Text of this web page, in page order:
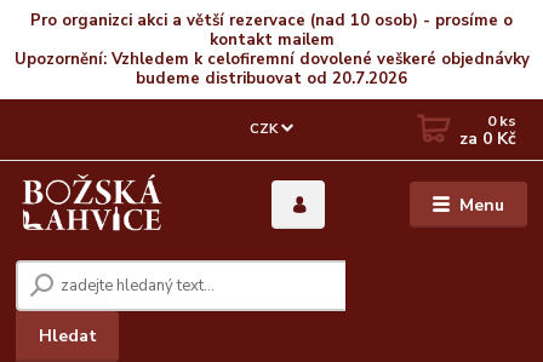
Pro organizci akci a větší rezervace (nad 10 osob) - prosíme o
kontakt mailem
Upozornění: Vzhledem k celofiremní dovolené veškeré objednávky
budeme distribuovat od 20.7.2026
Menu
CZK
Hledat
0ks
za 0 Kč